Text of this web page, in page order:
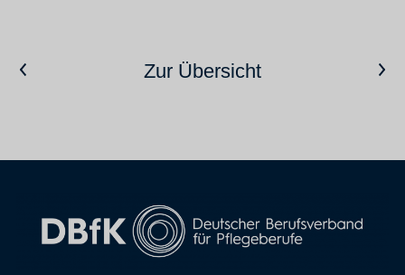
Vorheriger ArtikelZur ÜbersichtNächster Artikel